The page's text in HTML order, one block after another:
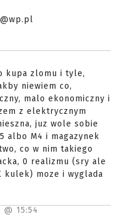
kupa zlomu i tyle,
niewiem co,
malo ekonomiczny i
z elektrycznym
juz wole sobie
albo M4 i magazynek
co w nim takiego
0 realizmu (sry ale
kulek) moze i wyglada
@ 15:54